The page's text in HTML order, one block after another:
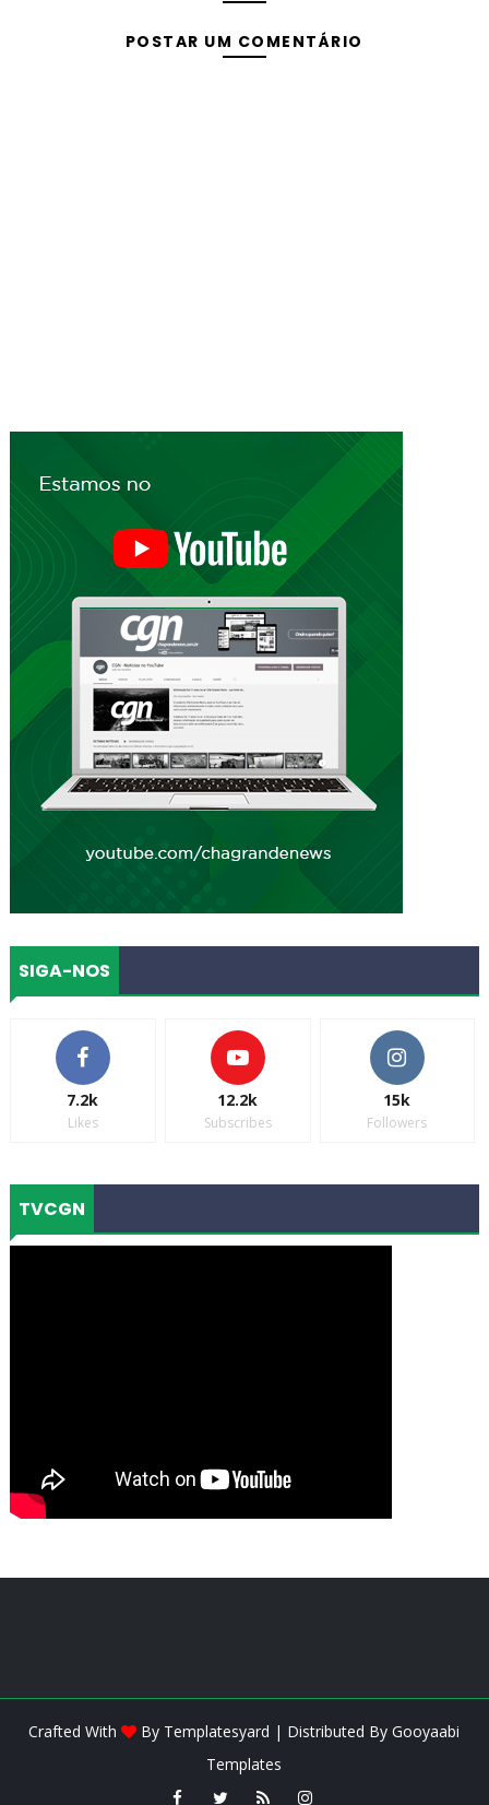
POSTAR UM COMENTÁRIO
SIGA-NOS
7.2k
Likes
12.2k
Subscribes
15k
Followers
TVCGN
Crafted With By Templatesyard | Distributed ByGooyaabi
Templates